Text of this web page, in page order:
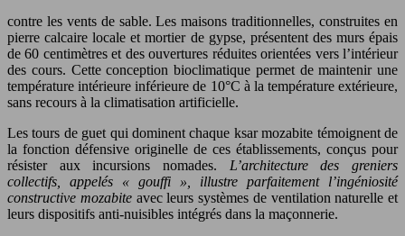
contre les vents de sable. Les maisons traditionnelles, construites en
pierre calcaire locale et mortier de gypse, présentent des murs épais
de 60 centimètres et des ouvertures réduites orientées vers l’intérieur
des cours. Cette conception bioclimatique permet de maintenir une
température intérieure inférieure de 10°C à la température extérieure,
sans recours à la climatisation artificielle.
Les tours de guet qui dominent chaque ksar mozabite témoignent de
la fonction défensive originelle de ces établissements, conçus pour
résister aux incursions nomades. L’architecture des greniers
collectifs, appelés « gouffi », illustre parfaitement l’ingéniosité
constructive mozabiteavec leurs systèmes de ventilation naturelle et
leurs dispositifs anti-nuisibles intégrés dans la maçonnerie.